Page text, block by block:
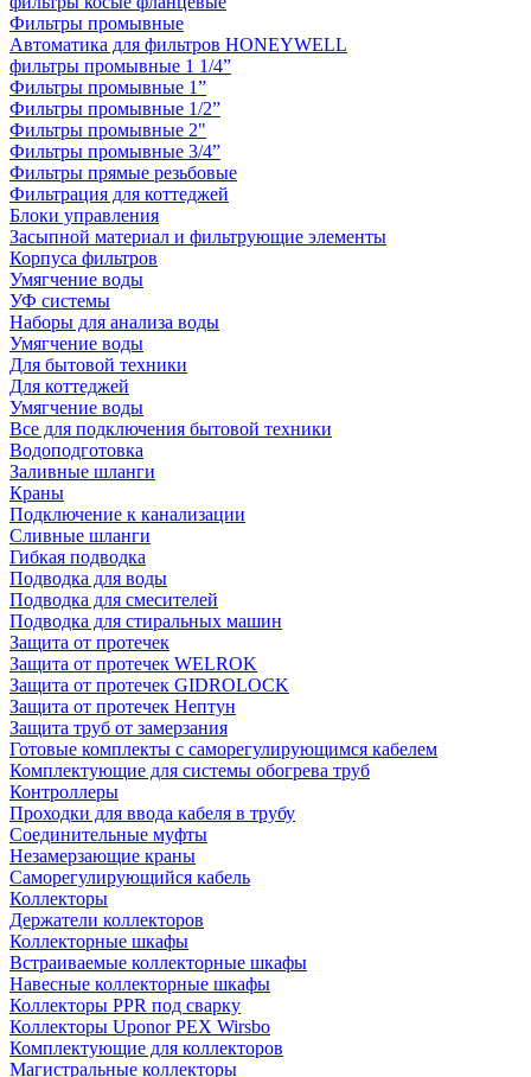
Фильтры промывные
Автоматика для фильтров HONEYWELL
фильтры промывные 1 1/4”
Фильтры промывные 1”
Фильтры промывные 1/2”
Фильтры промывные 2"
Фильтры промывные 3/4”
Фильтры прямые резьбовые
Фильтрация для коттеджей
Блоки управления
Засыпной материал и фильтрующие элементы
Корпуса фильтров
Умягчение воды
УФ системы
Наборы для анализа воды
Умягчение воды
Для бытовой техники
Для коттеджей
Умягчение воды
Все для подключения бытовой техники
Водоподготовка
Заливные шланги
Краны
Подключение к канализации
Сливные шланги
Гибкая подводка
Подводка для воды
Подводка для смесителей
Подводка для стиральных машин
Защита от протечек
Защита от протечек WELROK
Защита от протечек GIDROLOCK
Защита от протечек Нептун
Защита труб от замерзания
Готовые комплекты с саморегулирующимся кабелем
Комплектующие для системы обогрева труб
Контроллеры
Проходки для ввода кабеля в трубу
Соединительные муфты
Незамерзающие краны
Саморегулирующийся кабель
Коллекторы
Держатели коллекторов
Коллекторные шкафы
Встраиваемые коллекторные шкафы
Навесные коллекторные шкафы
Коллекторы PPR под сварку
Коллекторы Uponor PEX Wirsbo
Комплектующие для коллекторов
Магистральные коллекторы